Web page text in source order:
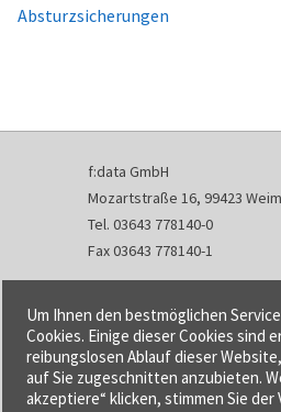
Absturzsicherungen
f:data GmbH
Mozartstraße 16, 99423
Tel. 03643 778140-0
Fax 03643 778140-1
info@fdata.de
Kontakt
Impressum
Datenschutzerklärung
Um Ihnen den bestmöglichen
Cookies. Einige dieser Cookies sind
reibungslosen Ablauf dieser
auf Sie zugeschnitten anzubieten.
akzeptiere“ klicken, stimmen Sie